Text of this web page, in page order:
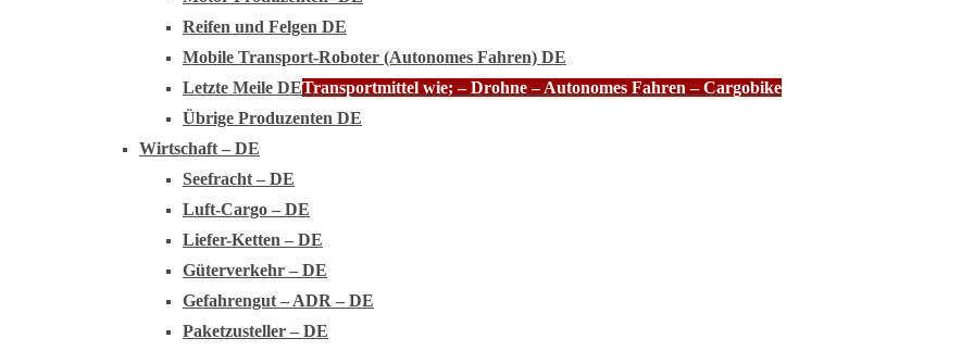
Reifen und Felgen DE
Mobile Transport-Roboter (Autonomes Fahren) DE
Letzte Meile DETransportmittel wie; – Drohne – Autonomes Fahren – Cargobike
Übrige Produzenten DE
Wirtschaft – DE
Seefracht – DE
Luft-Cargo – DE
Liefer-Ketten – DE
Güterverkehr – DE
Gefahrengut – ADR – DE
Paketzusteller – DE